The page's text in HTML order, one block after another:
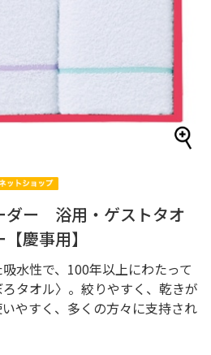
ー 浴用・ゲストタオ
慶事用】
水性で、100年以上にわたって
タオル〉。絞りやすく、乾きが
やすく、多くの方々に支持され